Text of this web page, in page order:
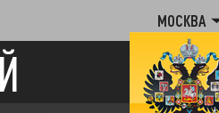
МОСКВА